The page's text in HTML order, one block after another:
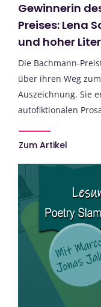
Gewinnerin
Preises: Lena
und hoher
Die Bachmann-
über ihren Weg
Auszeichnung. Sie
autofiktionalen
Zum Artikel